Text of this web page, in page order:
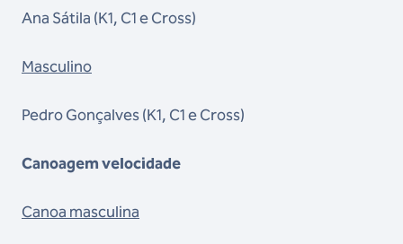
Ana Sátila (K1, C1 e Cross)
Masculino
Pedro Gonçalves (K1, C1 e Cross)
Canoagem velocidade
Canoa masculina